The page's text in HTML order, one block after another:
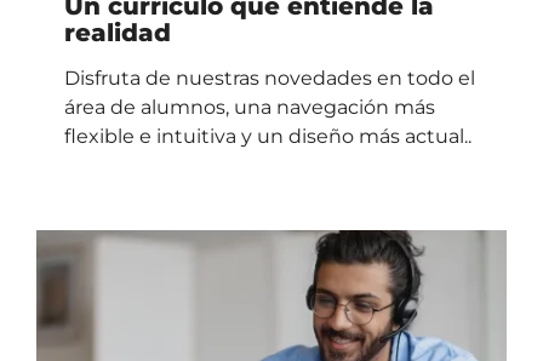
Un currículo que entiende la
realidad
Disfruta de nuestras novedades en todo el
área de alumnos, una navegación más
flexible e intuitiva y un diseño más actual..